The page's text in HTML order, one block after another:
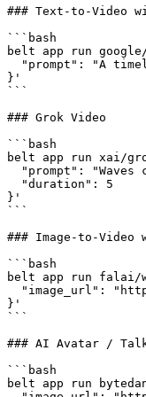
### Text-to-Video
```bash
belt app run
"prompt": "A
}'
```
### Grok Video
```bash
belt app run xai/
"prompt": "Waves
  "duration": 5
}'
```
### Image-to-Video
```bash
belt app run falai/
"image_url":
}'
```
### AI Avatar /
```bash
belt app run